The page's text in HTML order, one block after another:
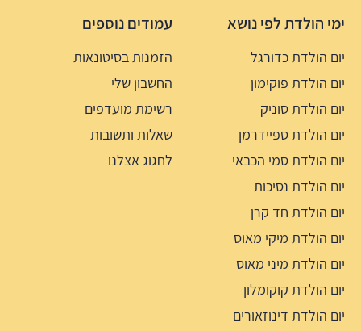
ימי הולדת לפי נושא
יום הולדת כדורגל
יום הולדת פוקימון
יום הולדת סוניק
יום הולדת ספיידרמן
יום הולדת סמי הכבאי
יום הולדת נסיכות
יום הולדת חד קרן
יום הולדת מיקי מאוס
יום הולדת מיני מאוס
יום הולדת קוקומלון
יום הולדת דינוזאורים
עמודים נוספים
הזמנות בסיטונאות
החשבון שלי
רשימת מועדפים
שאלות ותשובות
לחגוג אצלנו